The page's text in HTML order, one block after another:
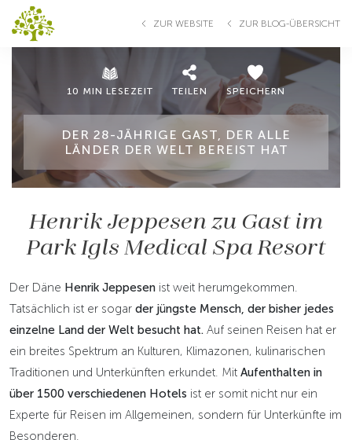
ZUR WEBSITE ZUR BLOG-ÜBERSICHT
10 MIN LESEZEIT TEILEN SPEICHERN
DER 28-JÄHRIGE GAST, DER ALLE
LÄNDER DER WELT BEREIST HAT
Henrik Jeppesen zu Gast im
Park Igls Medical Spa Resort
Der Däne Henrik Jeppesen ist weit herumgekommen.
Tatsächlich ist er sogar der jüngste Mensch, der bisher jedes
einzelne Land der Welt besucht hat. Auf seinen Reisen hat er
ein breites Spektrum an Kulturen, Klimazonen, kulinarischen
Traditionen und Unterkünften erkundet. Mit Aufenthalten in
über 1500 verschiedenen Hotels ist er somit nicht nur ein
Experte für Reisen im Allgemeinen, sondern für Unterkünfte im
Besonderen.